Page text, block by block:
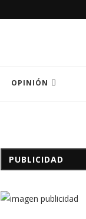
OPINIÓN
PUBLICIDAD